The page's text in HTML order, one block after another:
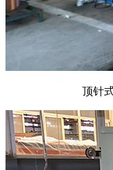
顶针